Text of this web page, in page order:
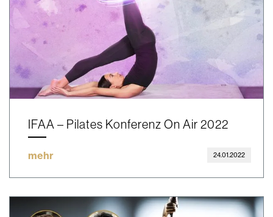
IFAA – Pilates Konferenz On Air 2022
mehr 24.01.2022